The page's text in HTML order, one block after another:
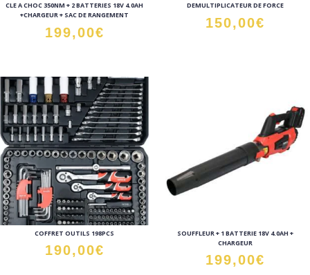
CLE A CHOC 350NM + 2 BATTERIES 18V 4.0AH
+CHARGEUR + SAC DE RANGEMENT
199,00€
DEMULTIPLICATEUR DE FORCE
150,00€
COFFRET OUTILS 198PCS
190,00€
SOUFFLEUR + 1 BATTERIE 18V 4.0AH +
CHARGEUR
199,00€